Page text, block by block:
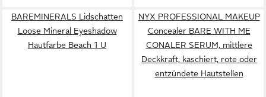
BAREMINERALS Lidschatten
Loose Mineral Eyeshadow
Hautfarbe Beach 1 U
NYX PROFESSIONAL MAKEUP
Concealer BARE WITH ME
CONALER SERUM, mittlere
Deckkraft, kaschiert, rote oder
entzündete Hautstellen